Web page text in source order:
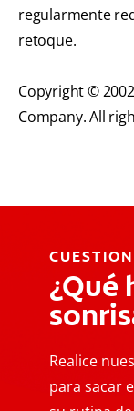
regularmente
retoque.
Copyright ©
Company. All
¿Qué
Realice
para sacar